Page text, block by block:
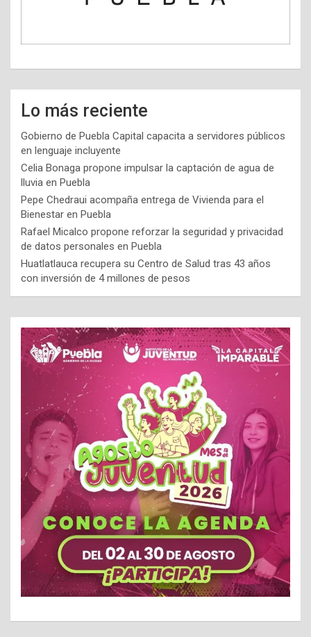
Lo más reciente
Gobierno de Puebla Capital capacita a servidores públicos
en lenguaje incluyente
Celia Bonaga propone impulsar la captación de agua de
lluvia en Puebla
Pepe Chedraui acompaña entrega de Vivienda para el
Bienestar en Puebla
Rafael Micalco propone reforzar la seguridad y privacidad
de datos personales en Puebla
Huatlatlauca recupera su Centro de Salud tras 43 años
con inversión de 4 millones de pesos